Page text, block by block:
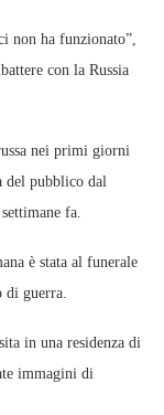
non ha funzionato”,
con la Russia
nei primi giorni
del pubblico dal
fa.
è stata al funerale
di guerra.
in una residenza di
immagini di